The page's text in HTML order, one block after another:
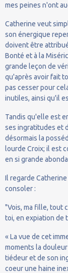
mes peines n'ont
Catherine veut
son énergique
doivent être
Bonté et à la
grande leçon de
qu'après avoir fait
pas cesser pour
inutiles, ainsi qu'il
Tandis qu'elle est
ses ingratitudes et
désormais la
lourde Croix; il est
en si grande
Il regarde
consoler :
"Vois, ma fille, tout
toi, en expiation de
« La vue de cet
moments la
tiédeur et de son
coeur une haine